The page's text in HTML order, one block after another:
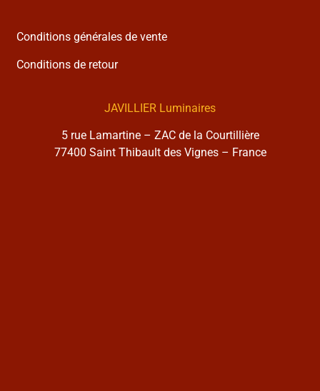
Conditions générales de vente
Conditions de retour
JAVILLIER Luminaires
5 rue Lamartine – ZAC de la Courtillière
77400 Saint Thibault des Vignes – France